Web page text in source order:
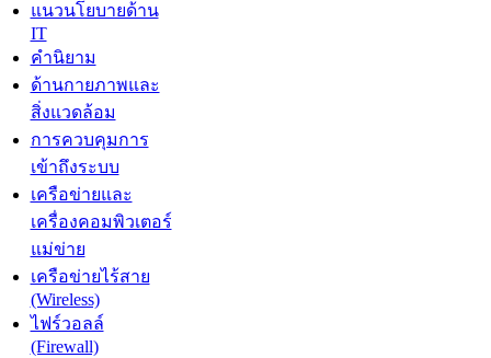
แนวนโยบายด้าน
IT
คำนิยาม
ด้านกายภาพและ
สิ่งแวดล้อม
การควบคุมการ
เข้าถึงระบบ
เครือข่ายและ
เครื่องคอมพิวเตอร์
แม่ข่าย
เครือข่ายไร้สาย
(Wireless)
ไฟร์วอลล์
(Firewall)